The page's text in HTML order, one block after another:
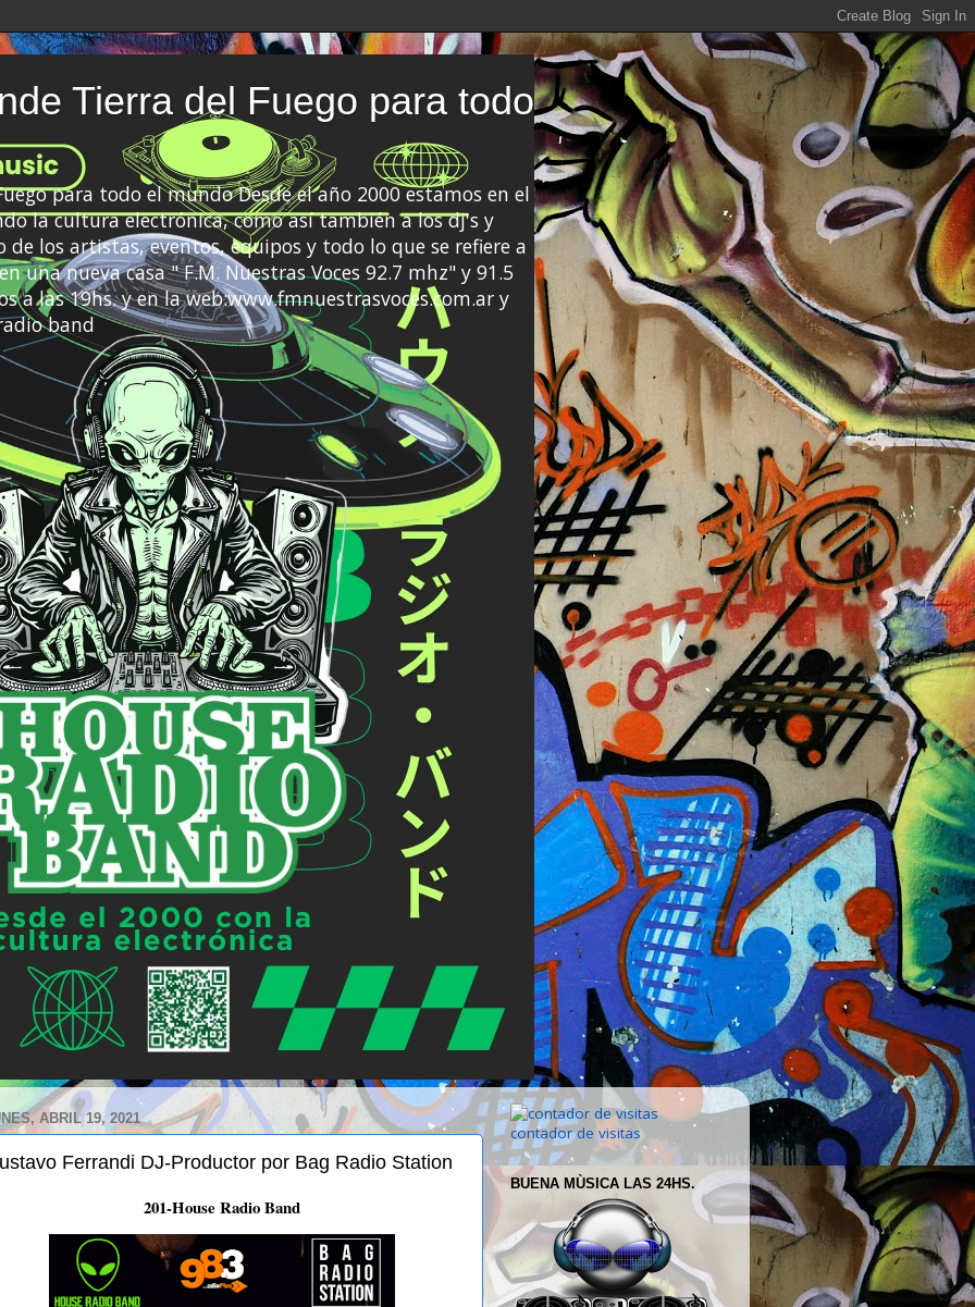
Tierra del Fuego para todo
para todo el mundo Desde el año 2000 estamos en el
la cultura electrónica, como así también a los dj's y
los artistas, eventos, equipos y todo lo que se refiere a
una nueva casa " F.M. Nuestras Voces 92.7 mhz" y 91.5
a las 19hs. y en la web:www.fmnuestrasvoces.com.ar y
band
ABRIL 19, 2021
Ferrandi DJ-Productor por Bag Radio Station
201-House Radio Band
contador de visitas
BUENA MÙSICA LAS 24HS.